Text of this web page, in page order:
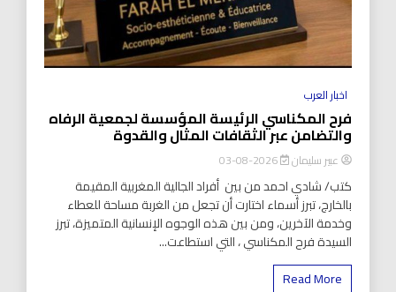
اخبار العرب
فرح المكناسي الرئيسة المؤسسة لجمعية الرفاه
والتضامن عبر الثقافات المثال والقدوة
عبير سليمان 2026-08-03
كتب/ شادي احمد من بين أفراد الجالية المغربية المقيمة
بالخارج، تبرز أسماء اختارت أن تجعل من الغربة مساحة للعطاء
وخدمة الآخرين، ومن بين هذه الوجوه الإنسانية المتميزة، تبرز
السيدة فرح المكناسي ، التي استطاعت...
Read More